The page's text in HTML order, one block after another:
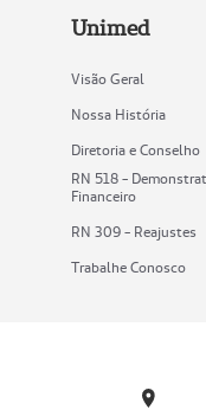
Unimed
Visão Geral
Nossa História
Diretoria e Conselho
RN 518 -
Financeiro
RN 309 - Reajustes
Trabalhe Conosco